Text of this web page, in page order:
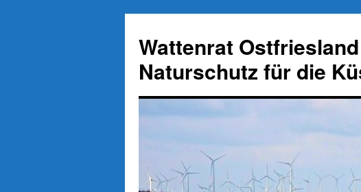
springen
Wattenrat
Naturschutz für die